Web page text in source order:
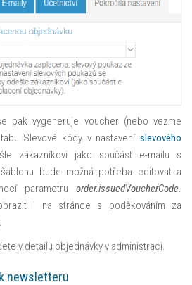
pak vygeneruje voucher (nebo vezme
Slevové kódy v nastavení slevového
zákazníkovi jako součást e-mailu s
bude možná potřeba editovat a
parametru order.issuedVoucherCode.
i na stránce s poděkováním za
v detailu objednávky v administraci.
newsletteru